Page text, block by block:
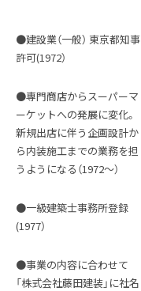
●建設業（一般） 東京都知事
許可(1972）
●専門商店からスーパーマ
ーケットへの発展に変化。
新規出店に伴う企画設計か
ら内装施工までの業務を担
うようになる（1972～）
●一級建築士事務所登録
(1977）
●事業の内容に合わせて
「株式会社藤田建装」に社名